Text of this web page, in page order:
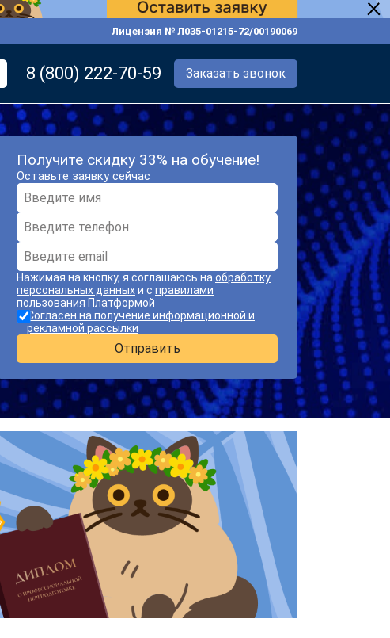
Лицензия № Л035-01215-72/00190069
8 (800) 222-70-59 Заказать звонок
Получите скидку 33% на обучение!
Оставьте заявку сейчас
Нажимая на кнопку, я соглашаюсь на обработку
персональных данныхи с правилами
пользования Платформой
Согласен на получение информационной и
рекламной рассылки
Отправить